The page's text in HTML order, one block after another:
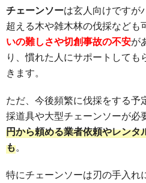
チェーンソーは玄人向けですが
超える木や雑木林の伐採なども
いの難しさや切創事故の不安が
り、慣れた人にサポートして
きます。
ただ、今後頻繁に伐採をする予
採道具や大型チェーンソーが必
円から頼める業者依頼やレンタ
も。
特にチェーンソーは刃の手入れ